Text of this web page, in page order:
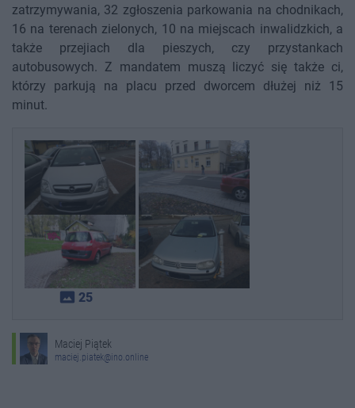
zatrzymywania, 32 zgłoszenia parkowania na chodnikach,
16 na terenach zielonych, 10 na miejscach inwalidzkich, a
także przejiach dla pieszych, czy przystankach
autobusowych. Z mandatem muszą liczyć się także ci,
którzy parkują na placu przed dworcem dłużej niż 15
minut.
photo_size_select_actual 25
Maciej Piątek
maciej.piatek@ino.online